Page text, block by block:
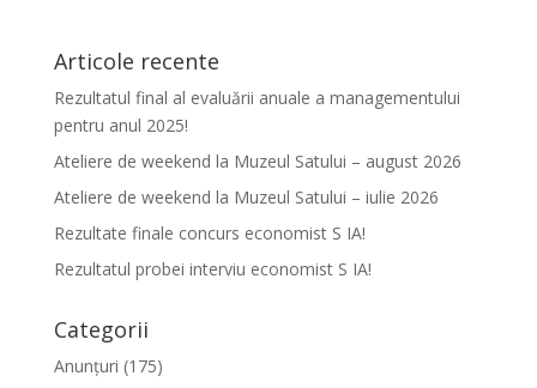
Articole recente
Rezultatul final al evaluării anuale a managementului
pentru anul 2025!
Ateliere de weekend la Muzeul Satului – august 2026
Ateliere de weekend la Muzeul Satului – iulie 2026
Rezultate finale concurs economist S IA!
Rezultatul probei interviu economist S IA!
Categorii
Anunțuri (175)